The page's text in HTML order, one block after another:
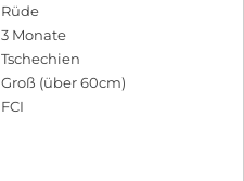
Rüde
3 Monate
Tschechien
Groß (über 60cm)
FCI